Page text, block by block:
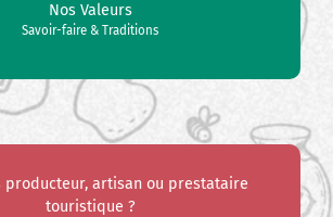
Nos Valeurs
Savoir-faire & Traditions
producteur, artisan ou prestataire
touristique ?